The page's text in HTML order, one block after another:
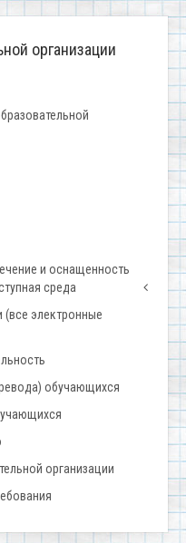
организации
и оснащенность
среда
(все электронные
обучающихся
организации